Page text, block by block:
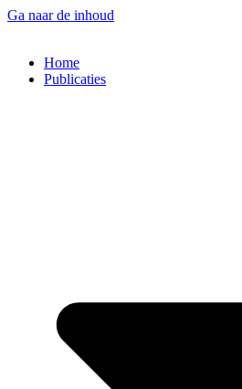
Ga naar de inhoud
Home
Publicaties